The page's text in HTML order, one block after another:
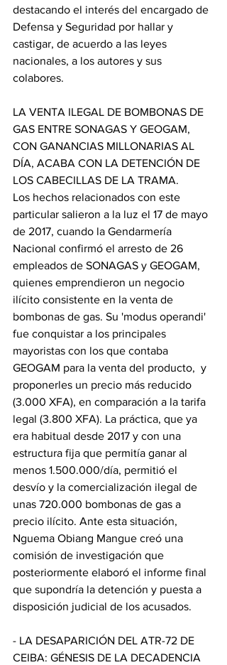
destacando el interés del encargado de
Defensa y Seguridad por hallar y
castigar, de acuerdo a las leyes
nacionales, a los autores y sus
colabores.
LA VENTA ILEGAL DE BOMBONAS DE
GAS ENTRE SONAGAS Y GEOGAM,
CON GANANCIAS MILLONARIAS AL
DÍA, ACABA CON LA DETENCIÓN DE
LOS CABECILLAS DE LA TRAMA.
Los hechos relacionados con este
particular salieron a la luz el 17 de mayo
de 2017, cuando la Gendarmería
Nacional confirmó el arresto de 26
empleados de SONAGAS y GEOGAM,
quienes emprendieron un negocio
ilícito consistente en la venta de
bombonas de gas. Su 'modus operandi'
fue conquistar a los principales
mayoristas con los que contaba
GEOGAM para la venta del producto,  y
proponerles un precio más reducido
(3.000 XFA), en comparación a la tarifa
legal (3.800 XFA). La práctica, que ya
era habitual desde 2017 y con una
estructura fija que permitía ganar al
menos 1.500.000/día, permitió el
desvío y la comercialización ilegal de
unas 720.000 bombonas de gas a
precio ilícito. Ante esta situación,
Nguema Obiang Mangue creó una
comisión de investigación que
posteriormente elaboró el informe final
que supondría la detención y puesta a
disposición judicial de los acusados.
- LA DESAPARICIÓN DEL ATR-72 DE
CEIBA: GÉNESIS DE LA DECADENCIA